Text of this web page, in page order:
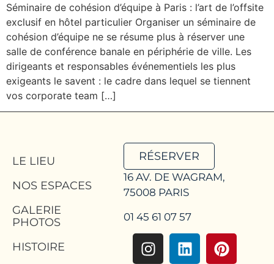
Séminaire de cohésion d’équipe à Paris : l’art de l’offsite
exclusif en hôtel particulier Organiser un séminaire de
cohésion d’équipe ne se résume plus à réserver une
salle de conférence banale en périphérie de ville. Les
dirigeants et responsables événementiels les plus
exigeants le savent : le cadre dans lequel se tiennent
vos corporate team […]
LE LIEU
NOS ESPACES
GALERIE
PHOTOS
HISTOIRE
RÉSERVER
16 AV. DE WAGRAM,
75008 PARIS
01 45 61 07 57